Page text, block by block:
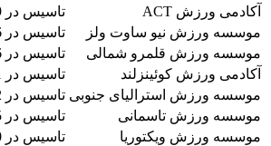
آکادمی ورزش ACT
تاسیس در 1989
موسسه ورزش نیو ساوت ولز
تاسیس در 1996
موسسه ورزش قلمرو شمالی
تاسیس در 1996
آکادمی ورزش کوئینزلند
تاسیس در 1991
موسسه ورزش استرالیای جنوبی تاسیس در 1982
موسسه ورزش تاسمانی
تاسیس در 1985
موسسه ورزش ویکتوریا
تاسیس در 1990